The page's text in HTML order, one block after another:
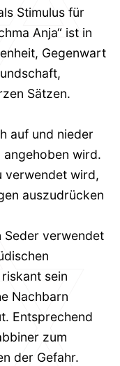
Stimulus für
Anja“ ist in
Gegenwart
Sätzen.
auf und nieder
wird.
verwendet wird,
auszudrücken
Seder verwendet
sein
Nachbarn
Entsprechend
zum
der Gefahr.